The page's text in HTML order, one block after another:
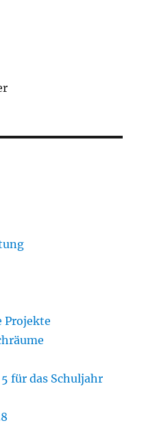
Projekte
für das Schuljahr